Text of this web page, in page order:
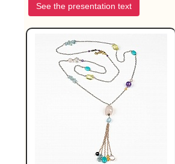
See the presentation text